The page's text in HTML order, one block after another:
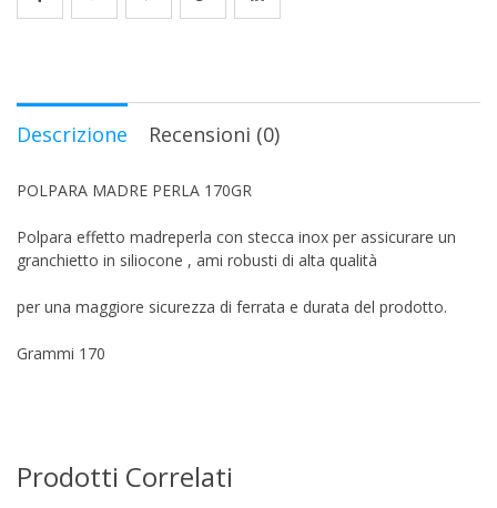
Descrizione Recensioni (0)
POLPARA MADRE PERLA 170GR
Polpara effetto madreperla con stecca inox per assicurare un
granchietto in siliocone , ami robusti di alta qualità
per una maggiore sicurezza di ferrata e durata del prodotto.
Grammi 170
Prodotti Correlati